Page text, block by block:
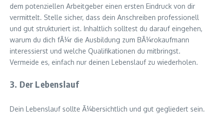
dem potenziellen Arbeitgeber einen ersten Eindruck von dir
vermittelt. Stelle sicher, dass dein Anschreiben professionell
und gut strukturiert ist. Inhaltlich solltest du darauf eingehen,
warum du dich fÃ¼r die Ausbildung zum BÃ¼rokaufmann
interessierst und welche Qualifikationen du mitbringst.
Vermeide es, einfach nur deinen Lebenslauf zu wiederholen.
3. Der Lebenslauf
Dein Lebenslauf sollte Ã¼bersichtlich und gut gegliedert sein.